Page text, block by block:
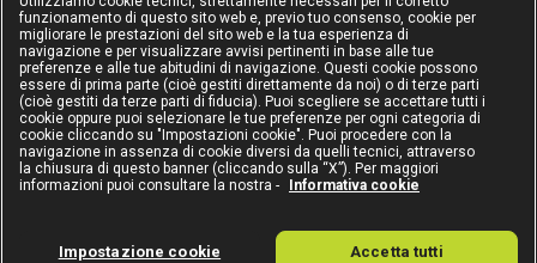
2024
Operatore
dell'anno
2024
Operatore
Scommesse
sportive
2024
Operatore di
gioco sicuro
2024
Diversity &
Inclusion
IL GIOCO È VIETATO AI MINORI
Sisal Italia S.p.A. - Via Ugo Bassi 6, 20159 Milano - P.I. 02433760135 - Conc.
funzionamento di questo sito web e, previo tuo consenso, cookie per
migliorare le prestazioni del sito web e la tua esperienza di
navigazione e per visualizzare avvisi pertinenti in base alle tue
preferenze e alle tue abitudini di navigazione. Questi cookie possono
essere di prima parte (cioè gestiti direttamente da noi) o di terze parti
(cioè gestiti da terze parti di fiducia). Puoi scegliere se accettare tutti i
cookie oppure puoi selezionare le tue preferenze per ogni categoria di
cookie cliccando su "Impostazioni cookie". Puoi procedere con la
navigazione in assenza di cookie diversi da quelli tecnici, attraverso
la chiusura di questo banner (cliccando sulla “X”). Per maggiori
informazioni puoi consultare la nostra -
Informativa cookie
Impostazione cookie Accetta tutti